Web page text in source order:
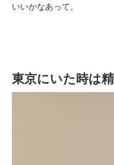
いいかなあって。
東京にいた時は